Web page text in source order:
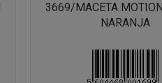
3669/MACETA
NARANJA